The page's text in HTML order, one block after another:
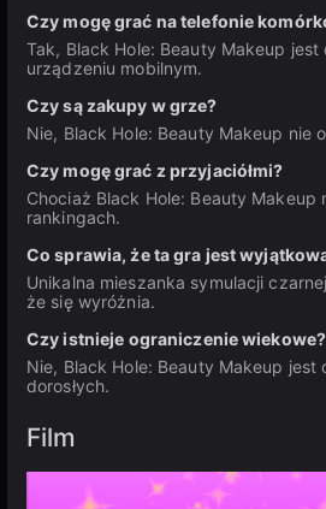
Czy mogę grać na telefonie
Tak, Black Hole: Beauty Makeup
urządzeniu mobilnym.
Czy są zakupy w grze?
Nie, Black Hole: Beauty Makeup nie
Czy mogę grać z przyjaciółmi?
Chociaż Black Hole: Beauty
rankingach.
Co sprawia, że ta gra jest
Unikalna mieszanka symulacji
że się wyróżnia.
Czy istnieje ograniczenie wiekowe?
Nie, Black Hole: Beauty Makeup
dorosłych.
Film